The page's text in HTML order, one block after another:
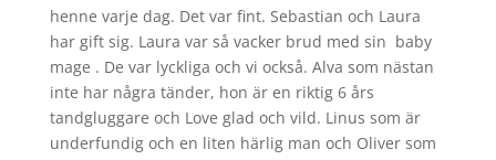
henne varje dag. Det var fint. Sebastian och Laura
har gift sig. Laura var så vacker brud med sin baby
mage . De var lyckliga och vi också. Alva som nästan
inte har några tänder, hon är en riktig 6 års
tandgluggare och Love glad och vild. Linus som är
underfundig och en liten härlig man och Oliver som